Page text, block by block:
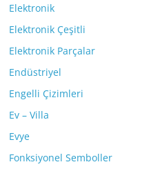
Elektronik
Elektronik Çeşitli
Elektronik Parçalar
Endüstriyel
Engelli Çizimleri
Ev – Villa
Evye
Fonksiyonel Semboller